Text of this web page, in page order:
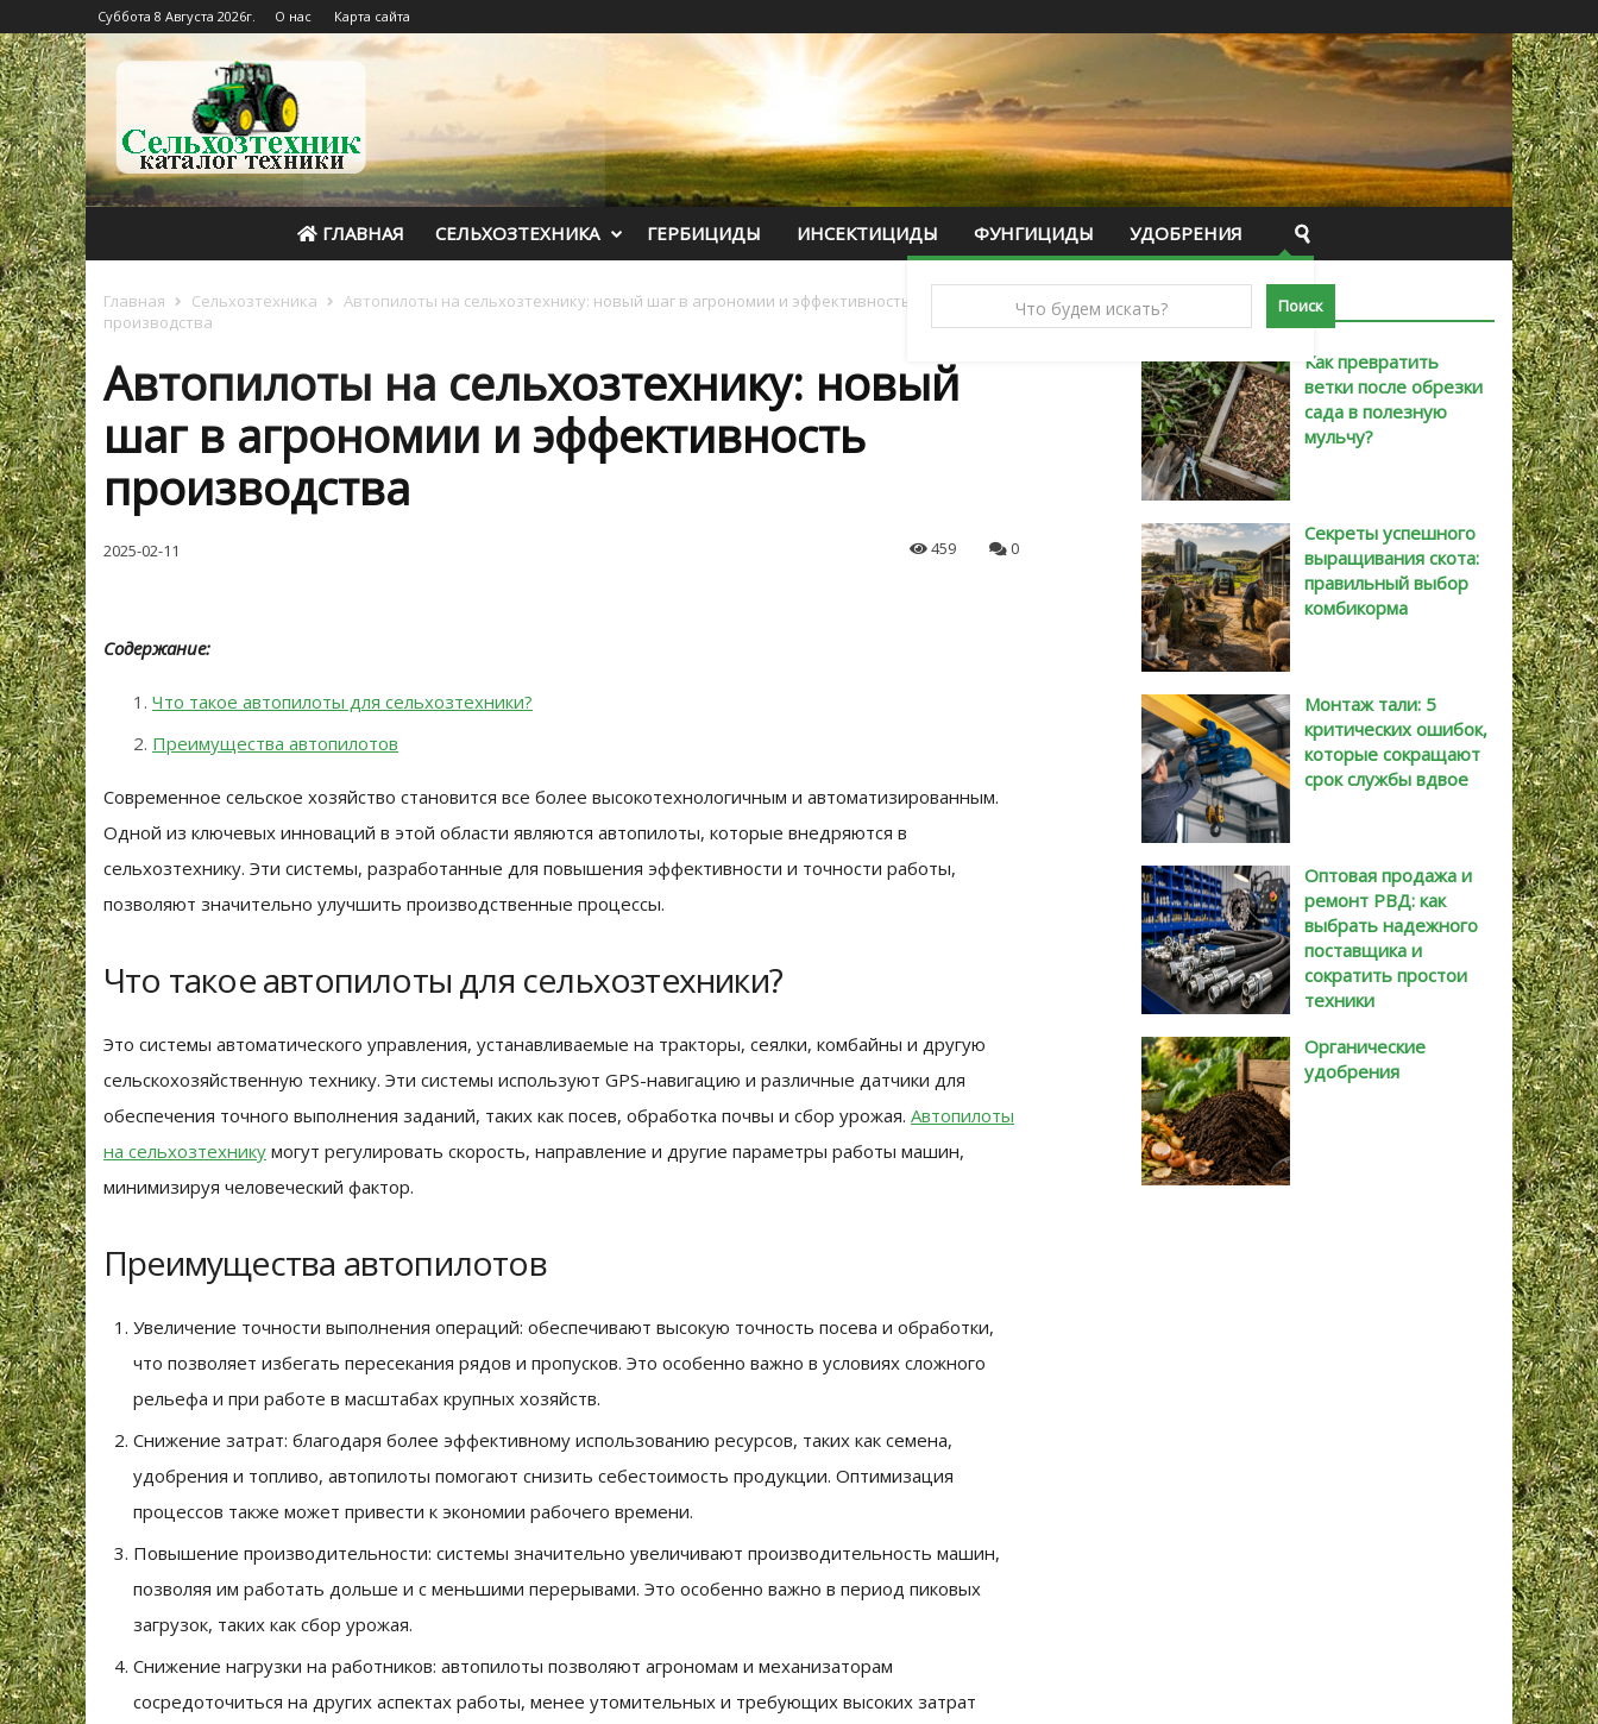
Суббота 8 Августа 2026г. О нас Карта сайта
ГЛАВНАЯ СЕЛЬХОЗТЕХНИКА ГЕРБИЦИДЫ ИНСЕКТИЦИДЫ ФУНГИЦИДЫ УДОБРЕНИЯ
Главная Сельхозтехника
Автопилоты на сельхозтехнику: новый шаг в агрономии и эффективность
производства
Автопилоты на сельхозтехнику: новый
шаг в агрономии и эффективность
производства
2025-02-11 459 0
Содержание:
Что такое автопилоты для сельхозтехники?
Преимущества автопилотов
Современное сельское хозяйство становится все более высокотехнологичным и автоматизированным.
Одной из ключевых инноваций в этой области являются автопилоты, которые внедряются в
сельхозтехнику. Эти системы, разработанные для повышения эффективности и точности работы,
позволяют значительно улучшить производственные процессы.
Что такое автопилоты для сельхозтехники?
Это системы автоматического управления, устанавливаемые на тракторы, сеялки, комбайны и другую
сельскохозяйственную технику. Эти системы используют GPS-навигацию и различные датчики для
обеспечения точного выполнения заданий, таких как посев, обработка почвы и сбор урожая. Автопилоты
на сельхозтехнику могут регулировать скорость, направление и другие параметры работы машин,
минимизируя человеческий фактор.
Преимущества автопилотов
Увеличение точности выполнения операций: обеспечивают высокую точность посева и обработки,
что позволяет избегать пересекания рядов и пропусков. Это особенно важно в условиях сложного
рельефа и при работе в масштабах крупных хозяйств.
Снижение затрат: благодаря более эффективному использованию ресурсов, таких как семена,
удобрения и топливо, автопилоты помогают снизить себестоимость продукции. Оптимизация
процессов также может привести к экономии рабочего времени.
Повышение производительности: системы значительно увеличивают производительность машин,
позволяя им работать дольше и с меньшими перерывами. Это особенно важно в период пиковых
загрузок, таких как сбор урожая.
Снижение нагрузки на работников: автопилоты позволяют агрономам и механизаторам
сосредоточиться на других аспектах работы, менее утомительных и требующих высоких затрат
САМЫЕ НОВЫЕ
Как превратить
ветки после обрезки
сада в полезную
мульчу?
Секреты успешного
выращивания скота:
правильный выбор
комбикорма
Монтаж тали: 5
критических ошибок,
которые сокращают
срок службы вдвое
Оптовая продажа и
ремонт РВД: как
выбрать надежного
поставщика и
сократить простои
техники
Органические
удобрения